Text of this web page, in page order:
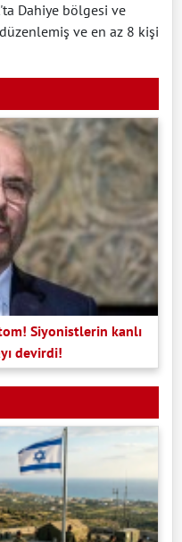
Dahiye bölgesi ve
ve en az 8 kişi
Siyonistlerin kanlı
devirdi!